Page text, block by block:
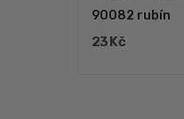
90082 rubín
23 Kč